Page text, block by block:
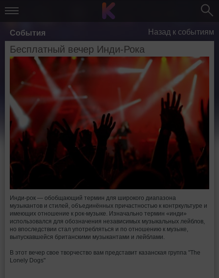
События Назад к событиям
Бесплатный вечер Инди-Рока
Инди-рок — обобщающий термин для широкого диапазона
музыкантов и стилей, объединённых причастностью к контркультуре и
имеющих отношение к рок-музыке. Изначально термин «инди»
использовался для обозначения независимых музыкальных лейблов,
но впоследствии стал употребляться и по отношению к музыке,
выпускавшейся британскими музыкантами и лейблами.
В этот вечер свое творчество вам представит казанская группа "The
Lonely Dogs"